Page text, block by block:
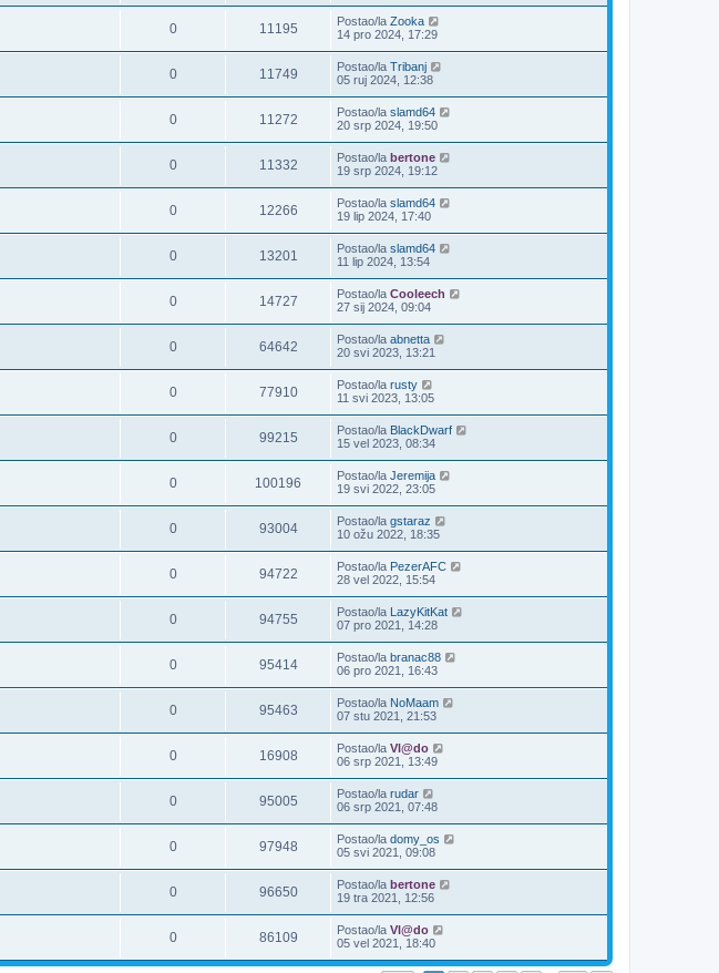
0 11195 Postao/la Zooka
14 pro 2024, 17:29
0 11749 Postao/la Tribanj
05 ruj 2024, 12:38
0 11272 Postao/la slamd64
20 srp 2024, 19:50
0 11332 Postao/la bertone
19 srp 2024, 19:12
0 12266 Postao/la slamd64
19 lip 2024, 17:40
0 13201 Postao/la slamd64
11 lip 2024, 13:54
0 14727 Postao/la Cooleech
27 sij 2024, 09:04
0 64642 Postao/la abnetta
20 svi 2023, 13:21
0 77910 Postao/la rusty
11 svi 2023, 13:05
0 99215 Postao/la BlackDwarf
15 vel 2023, 08:34
0 100196 Postao/la Jeremija
19 svi 2022, 23:05
0 93004 Postao/la gstaraz
10 ožu 2022, 18:35
0 94722 Postao/la PezerAFC
28 vel 2022, 15:54
0 94755 Postao/la LazyKitKat
07 pro 2021, 14:28
0 95414 Postao/la branac88
06 pro 2021, 16:43
0 95463 Postao/la NoMaam
07 stu 2021, 21:53
0 16908 Postao/la Vl@do
06 srp 2021, 13:49
0 95005 Postao/la rudar
06 srp 2021, 07:48
0 97948 Postao/la domy_os
05 svi 2021, 09:08
0 96650 Postao/la bertone
19 tra 2021, 12:56
0 86109 Postao/la Vl@do
05 vel 2021, 18:40